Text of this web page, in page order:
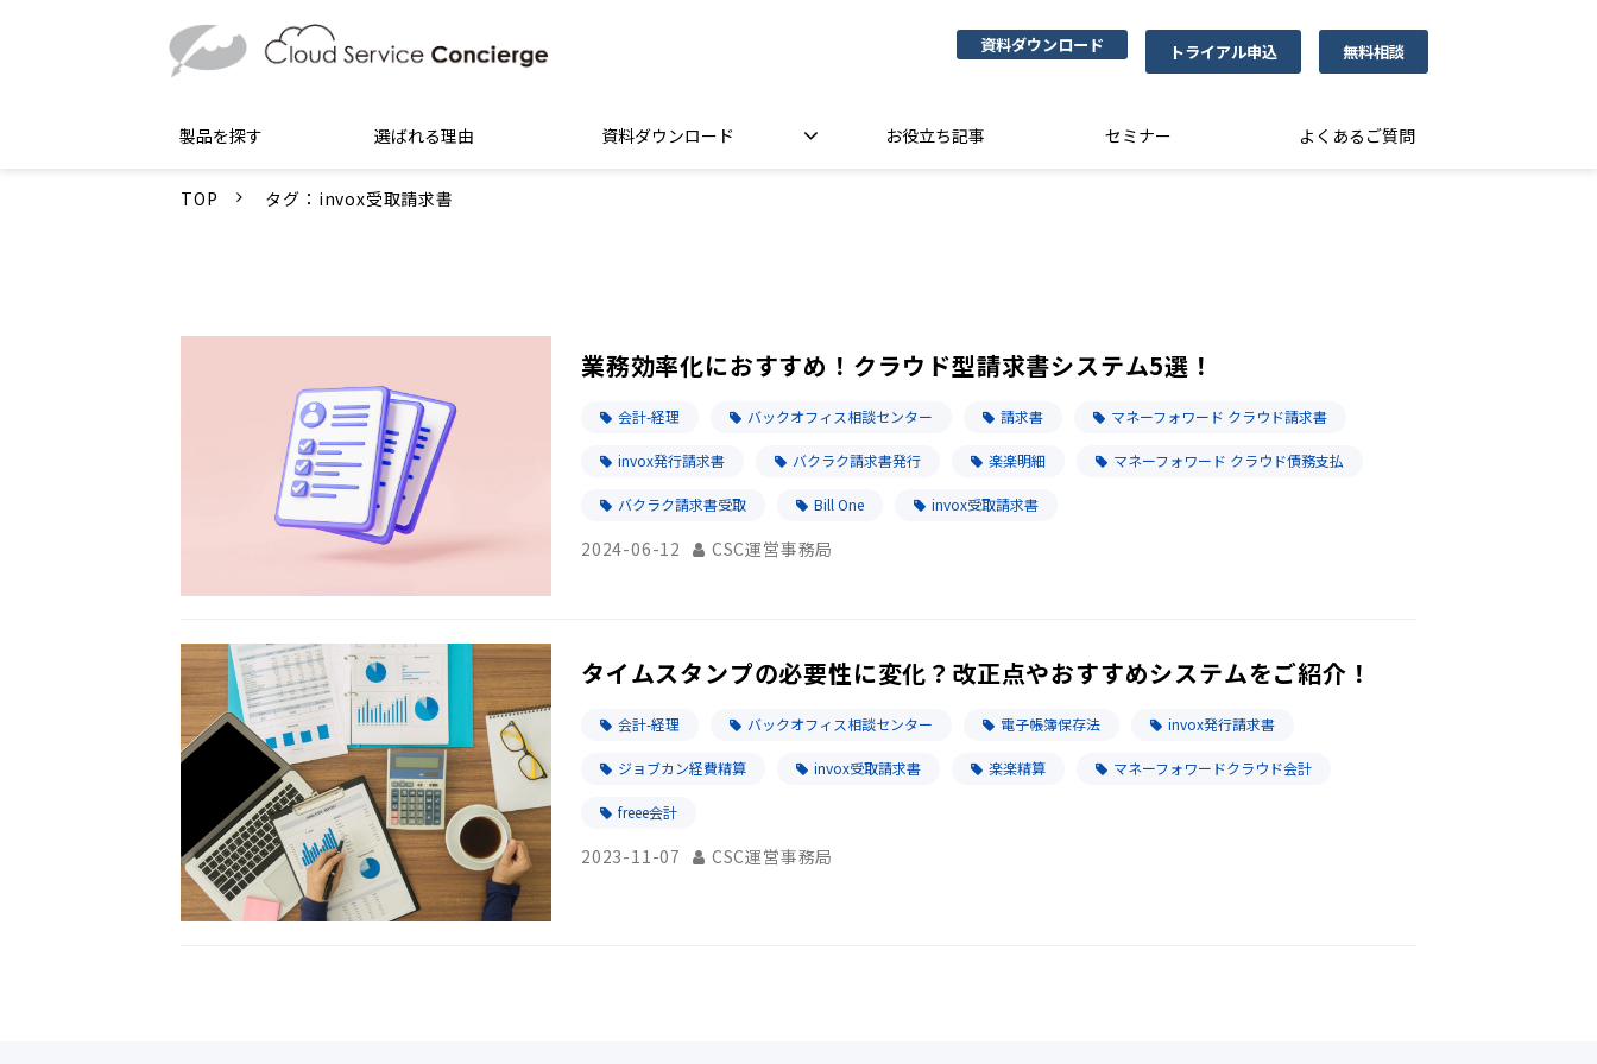
資料ダウンロード トライアル申込 無料相談
製品を探す 選ばれる理由 資料ダウンロード お役立ち記事 セミナー よくあるご質問
TOP タグ：invox受取請求書
業務効率化におすすめ！クラウド型請求書システム5選！
会計-経理 バックオフィス相談センター 請求書 マネーフォワード クラウド請求書
invox発行請求書 バクラク請求書発行 楽楽明細 マネーフォワード クラウド債務支払
バクラク請求書受取 Bill One invox受取請求書
2024-06-12 CSC運営事務局
タイムスタンプの必要性に変化？改正点やおすすめシステムをご紹介！
会計-経理 バックオフィス相談センター 電子帳簿保存法 invox発行請求書
ジョブカン経費精算 invox受取請求書 楽楽精算 マネーフォワードクラウド会計
freee会計
2023-11-07 CSC運営事務局